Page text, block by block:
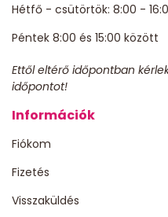
Hétfő - csütörtök: 8:00 -
Péntek 8:00 és 15:00 között
Ettől eltérő időpontban
időpontot!
Információk
Fiókom
Fizetés
Visszaküldés